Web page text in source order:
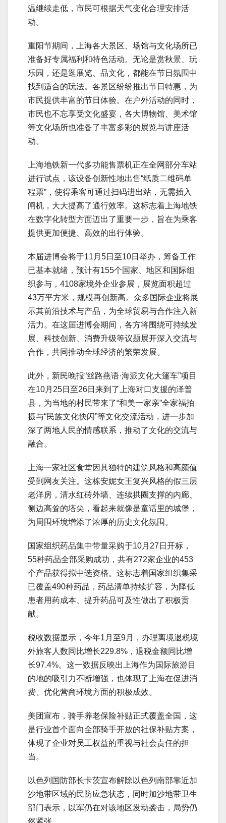
温继续走低，市民可根据天气变化合理安排活
动。
重阳节期间，上海各大景区、场馆与文化场所已
准备好专属福利和特色活动。无论是赏秋景、玩
乐园，还是逛展览、品文化，都能在节日氛围中
找到适合的玩法。各景区纷纷推出节日特惠，为
市民提供丰富的节日体验。在户外活动的同时，
市民也不忘享受文化盛宴，各大博物馆、美术馆
等文化场所也准备了丰富多彩的展览与讲座活
动。
上海地铁新一代多功能售票机正在全网部分车站
进行试点，该设备创新性地出售“纸质二维码单
程票”，使得乘客可通过扫码进出站，无需插入
闸机，大大提高了通行效率。这标志着上海地铁
在数字化转型方面迈出了重要一步，旨在为乘客
提供更加便捷、高效的出行体验。
本届进博会将于11月5日至10日举办，筹备工作
已基本就绪，预计有155个国家、地区和国际组
织参与，4108家境外企业参展，展览面积超过
43万平方米，规模再创新高。众多国际企业将展
示其前沿技术与产品，为全球贸易与合作注入新
活力。在这届进博会期间，各方将围绕可持续发
展、科技创新、消费升级等议题展开深入交流与
合作，共同推动全球经济的繁荣发展。
此外，新民晚报“丝路燕语·海派文化大篷车”项目
在10月25日至26日来到了上海对口支援的泽普
县，为当地的村民带来了“和美一家亲”全家福拍
摄与“民族文化快闪”等文化交流活动，进一步加
深了两地人民的情感联系，推动了文化的交流与
融合。
上海一家社区食堂因其独特的建筑风格和高颜值
受到网友关注。这栋安妮女王复兴风格的假三层
老洋房，清水红砖外墙、连续拱圈支撑的内廊、
侧边高耸的塔尖，看起来就像是童话里的城堡，
为周围环境增添了浓厚的历史文化氛围。
国家组织药品集中带量采购于10月27日开标，
55种药品全部采购成功，共有272家企业的453
个产品获得拟中选资格。这标志着国家组织集采
已覆盖490种药品，药品清单持续扩容，为降低
患者用药成本、提升药品可及性做出了积极贡
献。
税收数据显示，今年1月至9月，办理离境退税境
外旅客人数同比增长229.8%，退税金额同比增
长97.4%。这一数据反映出上海作为国际旅游目
的地的吸引力不断增强，也体现了上海在促进消
费、优化营商环境方面的积极成效。
美团宣布，骑手养老保险补贴正式覆盖全国，这
是行业首个面向全部骑手开放的社保补贴方案，
体现了企业对员工权益的重视与社会责任的担
当。
以色列国防部长卡茨宣布解除以色列南部靠近加
沙地带区域的民防应急状态，同时加沙地带卫生
部门表示，以军仍在对该地区发动袭击，局势仍